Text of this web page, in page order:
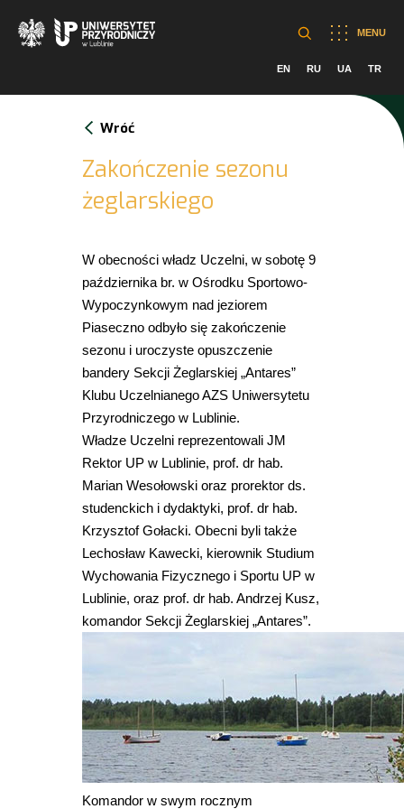
MENU
EN RU UA TR
Wróć
Zakończenie sezonu
żeglarskiego
W obecności władz Uczelni, w sobotę 9
października br. w Ośrodku Sportowo-
Wypoczynkowym nad jeziorem
Piaseczno odbyło się zakończenie
sezonu i uroczyste opuszczenie
bandery Sekcji Żeglarskiej „Antares”
Klubu Uczelnianego AZS Uniwersytetu
Przyrodniczego w Lublinie.
Władze Uczelni reprezentowali JM
Rektor UP w Lublinie, prof. dr hab.
Marian Wesołowski oraz prorektor ds.
studenckich i dydaktyki, prof. dr hab.
Krzysztof Gołacki. Obecni byli także
Lechosław Kawecki, kierownik Studium
Wychowania Fizycznego i Sportu UP w
Lublinie, oraz prof. dr hab. Andrzej Kusz,
komandor Sekcji Żeglarskiej „Antares”.
Komandor w swym rocznym